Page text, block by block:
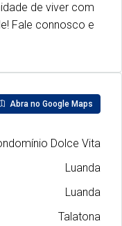
de viver com
Fale connosco e
Abra no Google Maps
Dolce Vita
Luanda
Luanda
Talatona